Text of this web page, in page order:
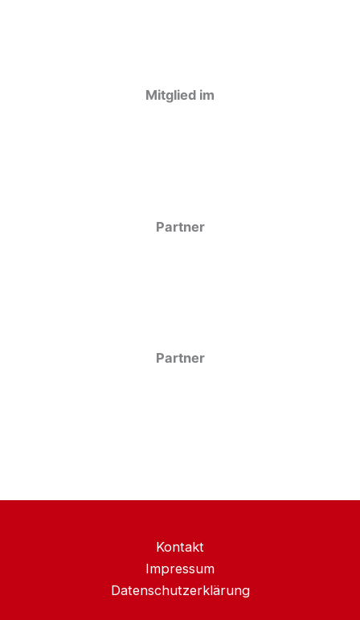
Mitglied im
Partner
Partner
Kontakt
Impressum
Datenschutzerklärung